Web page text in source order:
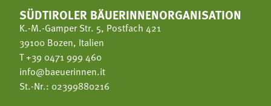
SÜDTIROLER BÄUERINNENORGANISATION
K.-M.-Gamper Str. 5, Postfach 421
39100 Bozen, Italien
T+39 0471 999 460
info@baeuerinnen.it
St.-Nr.: 02399880216